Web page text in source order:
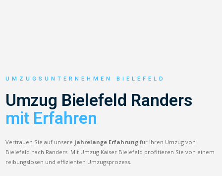
UMZUGSUNTERNEHMEN BIELEFELD
Umzug Bielefeld Randers
mit Erfahren
Vertrauen Sie auf unsere jahrelange Erfahrung für Ihren Umzug von
Bielefeld nach Randers. Mit Umzug Kaiser Bielefeld profitieren Sie von einem
reibungslosen und effizienten Umzugsprozess.